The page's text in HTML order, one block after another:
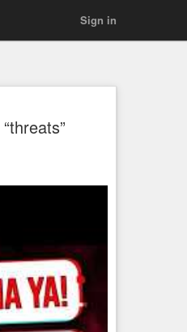
Sign in